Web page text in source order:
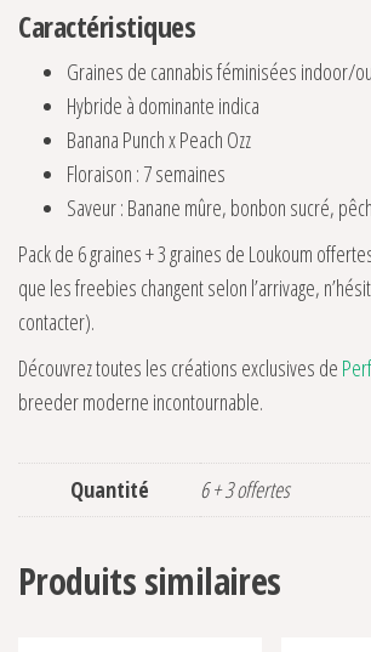
Caractéristiques
Graines de cannabis féminisées indoor/
Hybride à dominante indica
Banana Punch x Peach Ozz
Floraison : 7 semaines
Saveur : Banane mûre, bonbon sucré,
Pack de 6 graines + 3 graines de Loukoum
que les freebies changent selon l’arrivage,
contacter).
Découvrez toutes les créations exclusives de
breeder moderne incontournable.
Quantité 6 + 3 offertes
Produits similaires